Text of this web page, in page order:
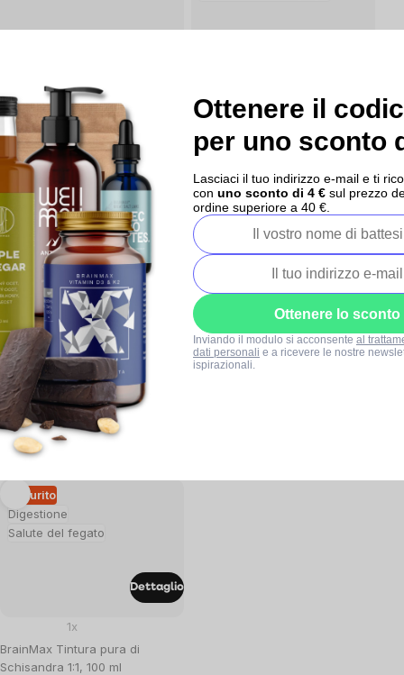
BrainMax Pure® Ashwagandha,
Vitania snodar, tintura 1:1, 100 ml
8x
Esaurito
€18,32
BrainMax Pure® Astragalo
Esaurito
Prezzo
unitario:
€10,16 / 100 ml
Cuore e vasi sanguigni
Esaurito
BrainMax Pure® Rhodiola
Rosea, tintura 1:3, 100 ml
5x
Esaurito
€10,98
Prezzo
€10,98 / 100 ml
Dettaglio
Esaurito
2x
Dettaglio
Digestione
Salute del fegato
Esaurito
BrainMax Tintura pura di
Schisandra 1:1, 100 ml
1x
Dettaglio
Ottenere il
per uno sconto
Lasciaci il tuo indirizzo e-mail e ti
con uno sconto di 4 € sul prezzo
ordine superiore a 40 €.
Ottenere lo sconto
Inviando il modulo si acconsente al
dati personali e a ricevere le nostre
ispirazionali.